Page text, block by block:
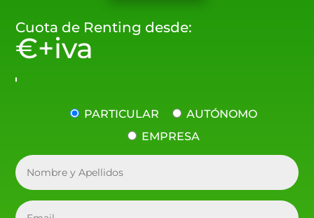
Cuota de Renting desde:
€+iva
PARTICULAR
AUTÓNOMO
EMPRESA